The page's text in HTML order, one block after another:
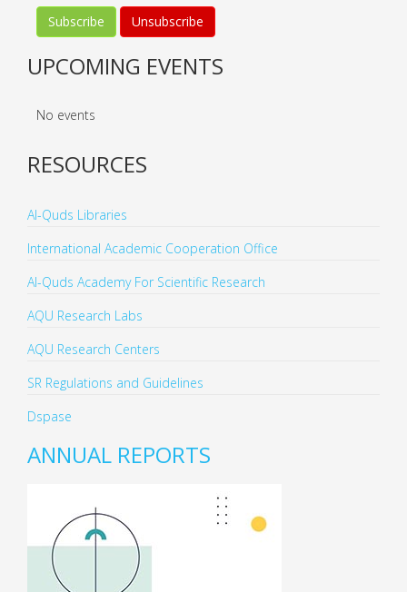
UPCOMING EVENTS
No events
RESOURCES
Al-Quds Libraries
International Academic Cooperation Office
Al-Quds Academy For Scientific Research
AQU Research Labs
AQU Research Centers
SR Regulations and Guidelines
Dspase
ANNUAL REPORTS